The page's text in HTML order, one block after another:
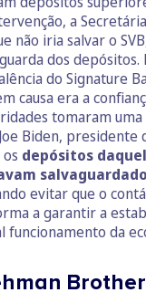
a
não iria salvar o
dos depósitos.
do Signature
causa era a
tomaram
Biden, presidente
depósitos
evitar que o
a garantir a
funcionamento da